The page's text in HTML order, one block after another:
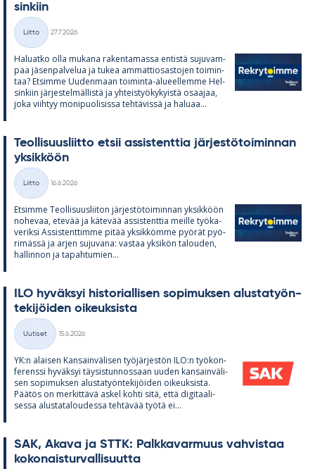
sin­kiin
Kategoriat
Liitto
27.7.2026
Ha­luatko olla mu­kana ra­ken­ta­massa en­tistä su­ju­vam­
paa jä­sen­pal­ve­lua ja tu­kea am­mat­tio­sas­to­jen toi­min­
taa? Et­simme Uu­den­maan toi­minta-alu­eel­lemme Hel­
sin­kiin jär­jes­tel­mäl­listä ja yh­teis­työ­ky­kyistä osaa­jaa,
joka viih­tyy mo­ni­puo­li­sissa teh­tä­vissä ja ha­luaa...
Teol­li­suus­liitto et­sii as­sis­tent­tia jär­jes­tö­toi­min­nan
yk­sik­köön
Kategoriat
Liitto
16.6.2026
Et­simme Teol­li­suus­lii­ton jär­jes­tö­toi­min­nan yk­sik­köön
no­he­vaa, ete­vää ja kä­te­vää as­sis­tent­tia meille työ­ka­
ve­riksi As­sis­tent­timme pi­tää yk­sik­kömme pyö­rät pyö­
ri­mässä ja ar­jen su­ju­vana: vas­taa yk­si­kön ta­lou­den,
hal­lin­non ja ta­pah­tu­mien...
ILO hy­väk­syi his­to­rial­li­sen so­pi­muk­sen alus­ta­työn­
te­ki­jöi­den oi­keuk­sista
Kategoriat
Uutiset
15.6.2026
YK:n alai­sen Kan­sain­vä­li­sen työ­jär­jes­tön ILO:n työ­kon­
fe­renssi hy­väk­syi täy­sis­tun­nos­saan uu­den kan­sain­vä­li­
sen so­pi­muk­sen alus­ta­työn­te­ki­jöi­den oi­keuk­sista.
Pää­tös on mer­kit­tävä as­kel kohti sitä, että di­gi­taa­li­
sessa alus­ta­ta­lou­dessa teh­tä­vää työtä ei...
SAK, Akava ja STTK: Palk­ka­var­muus vah­vis­taa
ko­ko­nais­tur­val­li­suutta